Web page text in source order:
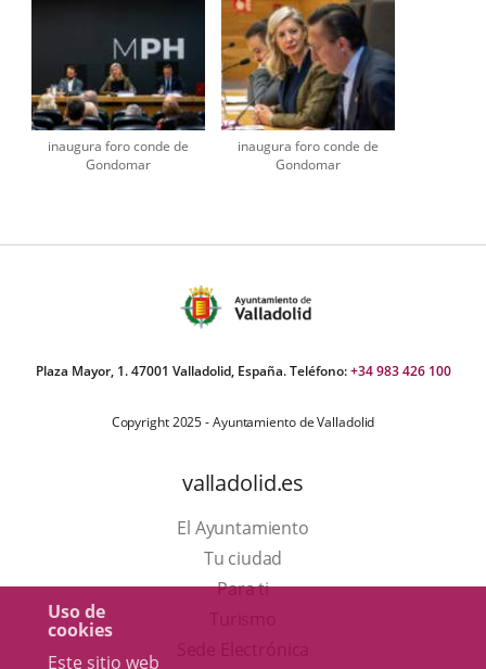
Uso de
cookies
Este sitio web
inaugura foro conde de
Gondomar
inaugura foro conde de
Gondomar
Plaza Mayor, 1. 47001 Valladolid, España. Teléfono:+34 983 426 100
Copyright 2025 - Ayuntamiento de Valladolid
valladolid.es
El Ayuntamiento
Tu ciudad
Para ti